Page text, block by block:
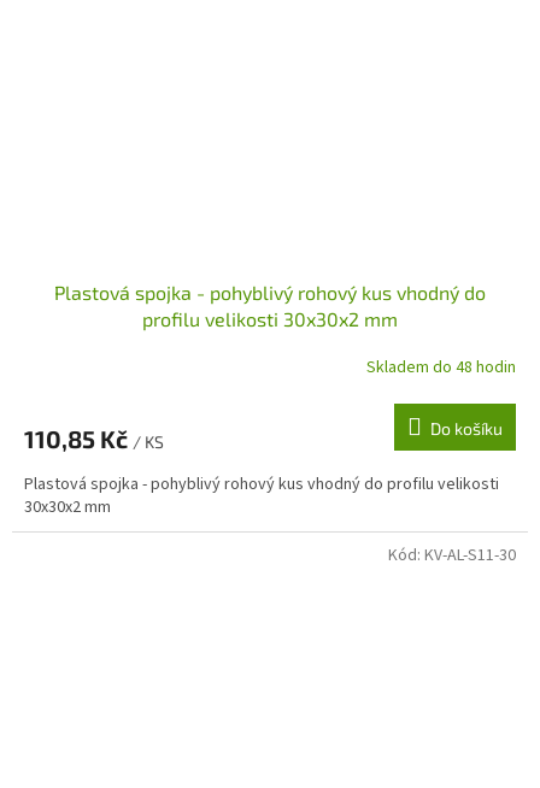
Plastová spojka - pohyblivý rohový kus vhodný do
profilu velikosti 30x30x2 mm
Skladem do 48 hodin
110,85 Kč / KS
Do košíku
Plastová spojka - pohyblivý rohový kus vhodný do profilu velikosti
30x30x2 mm
Kód: KV-AL-S11-30